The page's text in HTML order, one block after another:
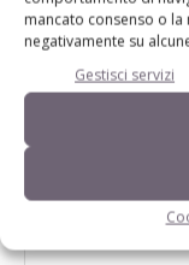
mancato consenso o
negativamente su
Gestisci servizi
LASCIA UN